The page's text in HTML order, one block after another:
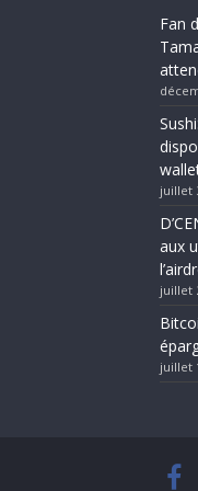
Fan
juillet
aux
juillet
juillet